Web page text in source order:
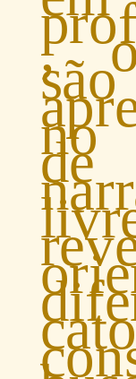
,
são
no